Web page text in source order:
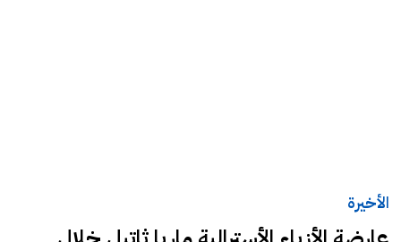
الأخيرة